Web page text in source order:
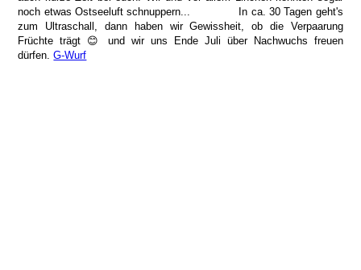
noch etwas Ostseeluft schnuppern... In ca. 30 Tagen geht's
zum Ultraschall, dann haben wir Gewissheit, ob die Verpaarung
Früchte trägt 😊 und wir uns Ende Juli über Nachwuchs freuen
dürfen.G-Wurf